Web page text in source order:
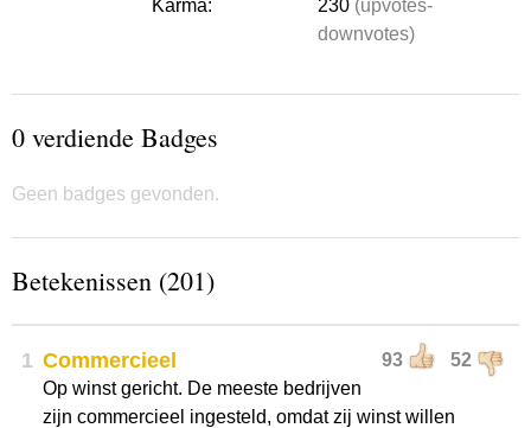
Karma: 230 (upvotes-
downvotes)
0 verdiende Badges
Geen badges gevonden.
Betekenissen (201)
1 93 52
Commercieel
Op winst gericht. De meeste bedrijven
zijn commercieel ingesteld, omdat zij winst willen